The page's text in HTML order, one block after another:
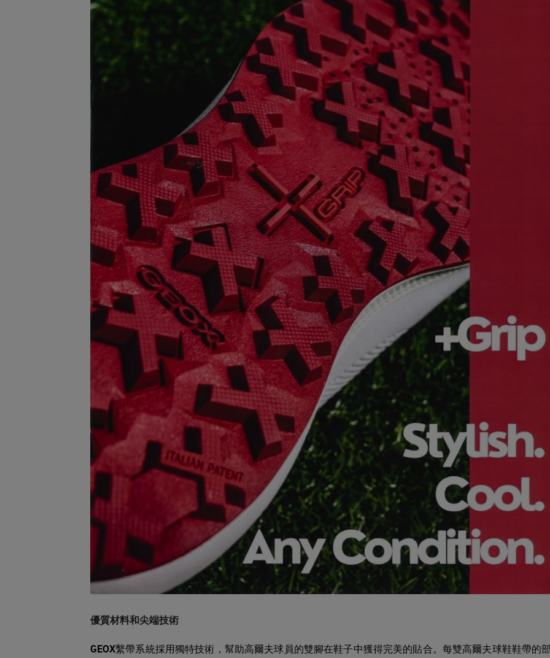
優質材料和尖端技術
GEOX繫帶系統採用獨特技術，幫助高爾夫球員的雙腳在鞋子中獲得完美的貼合。每雙高爾夫球鞋鞋帶的